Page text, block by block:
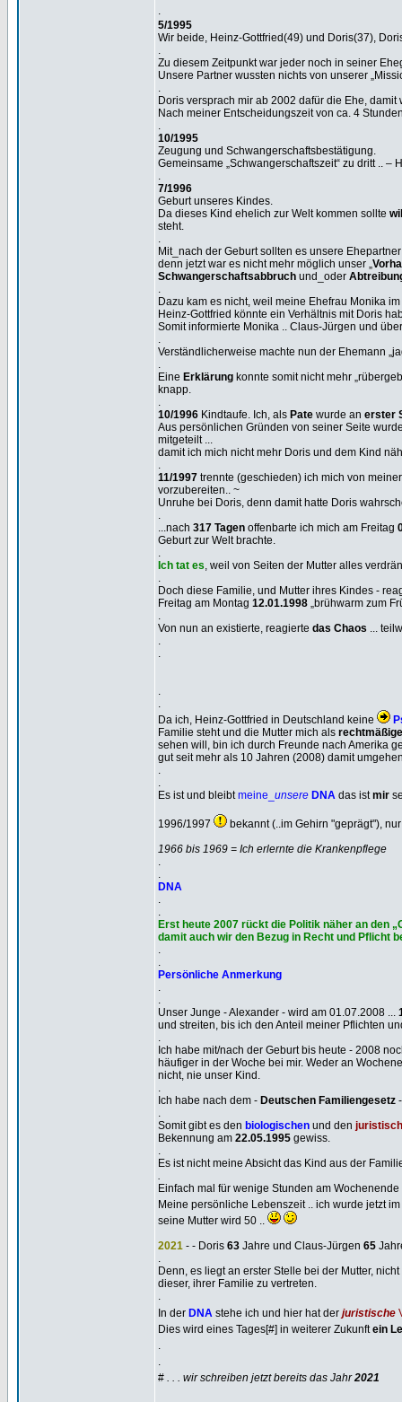
.
5/1995
Wir beide, Heinz-Gottfried(49) und Doris(37),
.
Zu diesem Zeitpunkt war jeder noch in seiner
Unsere Partner wussten nichts von unserer
.
Doris versprach mir ab 2002 dafür die Ehe,
Nach meiner Entscheidungszeit von ca. 4
.
10/1995
Zeugung und Schwangerschaftsbestätigung.
Gemeinsame „Schwangerschaftszeit“ zu dritt ..
.
7/1996
Geburt unseres Kindes.
Da dieses Kind ehelich zur Welt kommen sollte
steht.
.
Mit_nach der Geburt sollten es unsere
denn jetzt war es nicht mehr möglich unser „
Schwangerschaftsabbruch und_oder
.
Dazu kam es nicht, weil meine Ehefrau Monika
Heinz-Gottfried könnte ein Verhältnis mit Doris
Somit informierte Monika .. Claus-Jürgen und
.
Verständlicherweise machte nun der Ehemann
.
Eine Erklärung konnte somit nicht mehr
knapp.
.
10/1996 Kindtaufe. Ich, als Pate wurde an erster
Aus persönlichen Gründen von seiner Seite
mitgeteilt ...
damit ich mich nicht mehr Doris und dem Kind
.
11/1997 trennte (geschieden) ich mich von
vorzubereiten.. ~
Unruhe bei Doris, denn damit hatte Doris
.
...nach 317 Tagen offenbarte ich mich am Freitag
Geburt zur Welt brachte.
.
Ich tat es, weil von Seiten der Mutter alles
.
Doch diese Familie, und Mutter ihres Kindes -
Freitag am Montag 12.01.1998 „brühwarm zum
.
Von nun an existierte, reagierte das Chaos ...
.
.
.
.
Da ich, Heinz-Gottfried in Deutschland keine
Familie steht und die Mutter mich als
sehen will, bin ich durch Freunde nach Amerika
gut seit mehr als 10 Jahren (2008) damit
.
.
Es ist und bleibtmeine_ unsere DNA das istmir
1996/1997
bekannt (..im Gehirn "geprägt"),
1966 bis 1969 = Ich erlernte die Krankenpflege
.
.
DNA
.
.
Erst heute 2007 rückt die Politik näher an den
damit auch wir den Bezug in Recht und Pflicht
.
.
Persönliche Anmerkung
.
.
Unser Junge - Alexander - wird am 01.07.2008 ...
und streiten, bis ich den Anteil meiner Pflichten
.
Ich habe mit/nach der Geburt bis heute - 2008
häufiger in der Woche bei mir. Weder an
nicht, nie unser Kind.
.
Ich habe nach dem - Deutschen Familiengesetz
.
Somit gibt es den biologischen und den
Bekennung am 22.05.1995 gewiss.
.
Es ist nicht meine Absicht das Kind aus der
.
Einfach mal für wenige Stunden am
Meine persönliche Lebenszeit .. ich wurde jetzt
seine Mutter wird 50 ..
2021 - - Doris 63 Jahre und Claus-Jürgen 65
.
Denn, es liegt an erster Stelle bei der Mutter, nicht
dieser, ihrer Familie zu vertreten.
.
In der DNA stehe ich und hier hat der juristische
Dies wird eines Tages[#] in weiterer Zukunftein
.
.
# . . . wir schreiben jetzt bereits das Jahr2021